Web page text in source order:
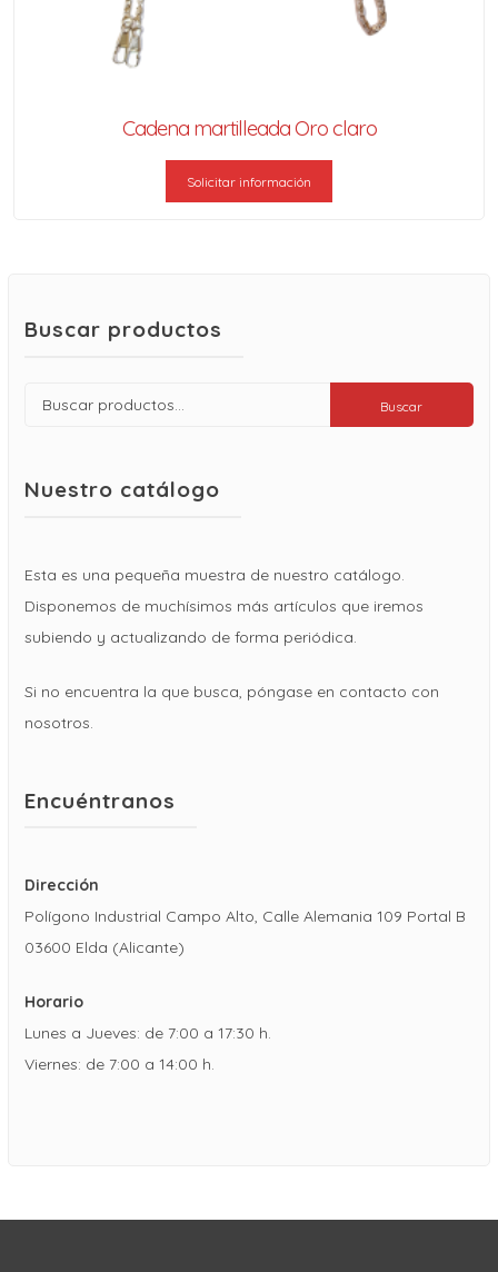
Cadena martilleada Oro claro
Solicitar información
Buscar productos
Buscar
Buscar
Nuestro catálogo
Esta es una pequeña muestra de nuestro catálogo.
Disponemos de muchísimos más artículos que iremos
subiendo y actualizando de forma periódica.
Si no encuentra la que busca, póngase en contacto con
nosotros.
Encuéntranos
Dirección
Polígono Industrial Campo Alto, Calle Alemania 109 Portal B
03600 Elda (Alicante)
Horario
Lunes a Jueves: de 7:00 a 17:30 h.
Viernes: de 7:00 a 14:00 h.